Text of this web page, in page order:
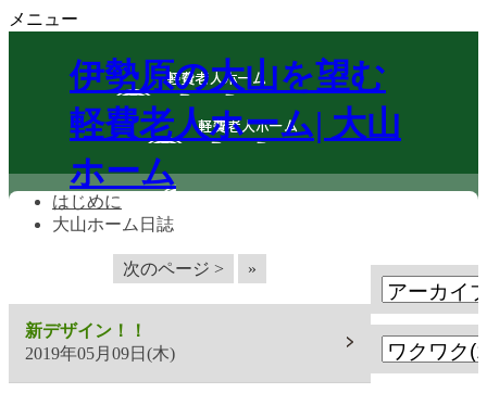
メニュー
伊勢原の大山を望む
軽費老人ホーム| 大山
ホーム
はじめに
大山ホーム日誌
次のページ > »
新デザイン！！
2019年05月09日(木)